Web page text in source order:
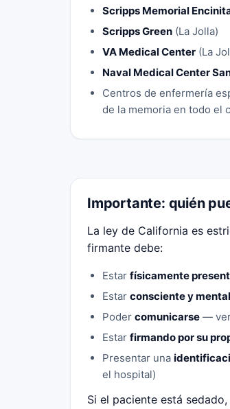
Scripps Memorial
Scripps Green (La Jolla)
VA Medical Center (La
Naval Medical Center
Centros de enfermería
de la memoria en todo el
Importante: quién
La ley de California es
firmante debe:
Estar físicamente
Estar consciente y
Poder comunicarse —
Estar firmando por su
Presentar una
el hospital)
Si el paciente está